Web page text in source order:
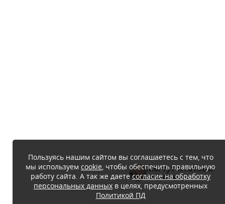
Пользуясь нашим сайтом вы соглашаетесь с тем, что
мы используем cookie, чтобы обеспечить правильную
работу сайта. А так же даетесогласие на обработку
персональных данных в целях, предусмотренных
Политикой ПД
Мы тут и готовы
помочь :)